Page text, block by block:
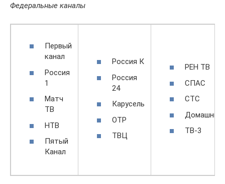
Федеральные каналы
Первый
канал
Россия
1
Матч
ТВ
НТВ
Пятый
Канал
Россия К
Россия
24
Карусель
ОТР
ТВЦ
РЕН ТВ
СПАС
СТС
Домашний
ТВ-3